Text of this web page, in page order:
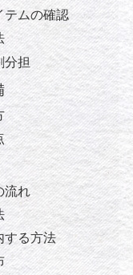
テムの確認
分担
流れ
する方法